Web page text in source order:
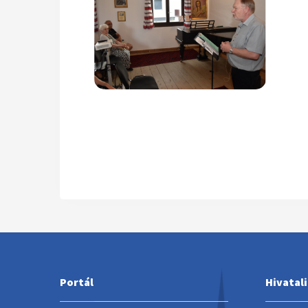
Portál